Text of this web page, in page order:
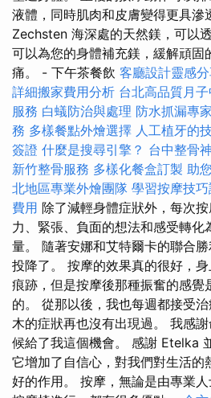
液體，同時肌肉和皮膚變得更具滲
Zechsten 海深處的天然鎂，可以
可以為您的身體補充鎂，緩解頑固
痛。 - 下午茶餐飲 客廳設計靈感
詳細搬家費用分析 台北高品質月
服務 白蟻防治與處理 防水抓漏專
務 多樣餐點外燴選擇 人工植牙的
簽證 什麼是搜尋引擎？ 台中整骨
新竹整骨服務 多樣化餐盒訂製 助
北地區專業外燴團隊 學習按摩技
費用 除了減輕身體症狀外，每次
力、緊張、負面的想法和感受轉化
量。 隨著安娜和艾特爾卡的聯合
投降了。 按摩的效果真的很好，
痕跡，但是按摩後那種振奮的感覺
的。 從那以後，我也每週都接受
木的症狀再也沒有出現過。 我感
候給了我這個機會。 感謝 Etelka
它增加了自信心，對我們對生活的
好的作用。 按摩，無論是由專業